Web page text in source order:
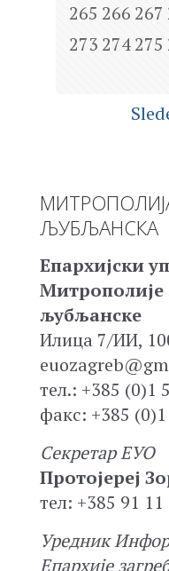
265 266 267
273 274275
ЉУБЉАНСКА
Епархијски
Митрополије
љубљанске
Илица 7/ИИ,
тел.: +385 (0)1
факс: +385
Секретар ЕУО
Протојереј
тел: +385 91 11
Уредник
Епархије